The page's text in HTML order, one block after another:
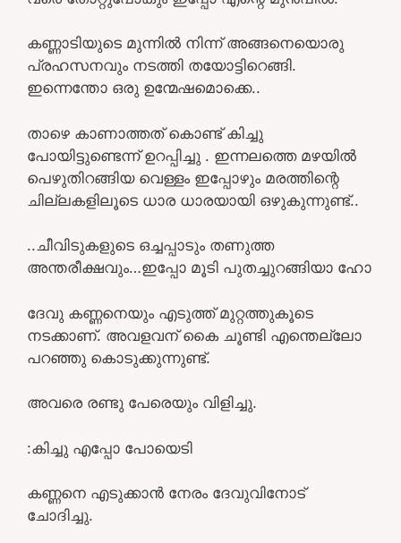
കണ്ണാടിയുടെ മുന്നിൽ നിന്ന് അങ്ങനെയൊരു
പ്രഹസനവും നടത്തി തയോട്ടിറെങ്ങി.
ഇന്നെന്തോ ഒരു ഉന്മേഷമൊക്കെ..
താഴെ കാണാത്തത് കൊണ്ട് കിച്ചു
പോയിട്ടുണ്ടെന്ന് ഉറപ്പിച്ചു . ഇന്നലത്തെ മഴയിൽ
പെഴുതിറങ്ങിയ വെള്ളം ഇപ്പോഴും മരത്തിന്റെ
ചില്ലകളിലൂടെ ധാര ധാരയായി ഒഴുകുന്നുണ്ട്..
..ചീവിടുകളുടെ ഒച്ചപ്പാടും തണുത്ത
അന്തരീക്ഷവും…ഇപ്പോ മൂടി പുതച്ചുറങ്ങിയാ ഹോ
ദേവു കണ്ണനെയും എടുത്ത് മുറ്റത്തുകൂടെ
നടക്കാണ്. അവളവന് കൈ ചൂണ്ടി എന്തെല്ലോ
പറഞ്ഞു കൊടുക്കുന്നുണ്ട്.
അവരെ രണ്ടു പേരെയും വിളിച്ചു.
:കിച്ചു എപ്പോ പോയെടി
കണ്ണനെ എടുക്കാൻ നേരം ദേവുവിനോട്
ചോദിച്ചു.